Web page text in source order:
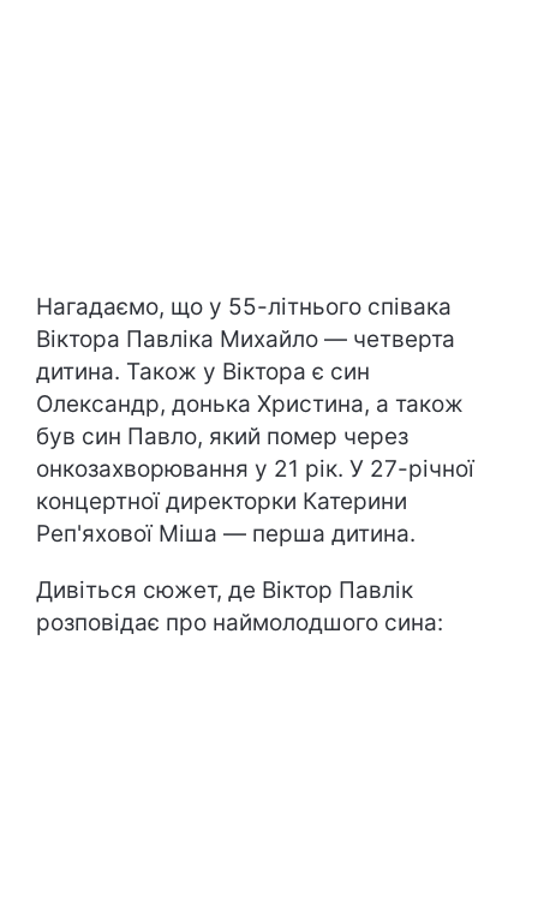
Нагадаємо, що у 55-літнього співака
Віктора Павліка Михайло — четверта
дитина. Також у Віктора є син
Олександр, донька Христина, а також
був син Павло, який помер через
онкозахворювання у 21 рік. У 27-річної
концертної директорки Катерини
Реп'яхової Міша — перша дитина.
Дивіться сюжет, де Віктор Павлік
розповідає про наймолодшого сина: